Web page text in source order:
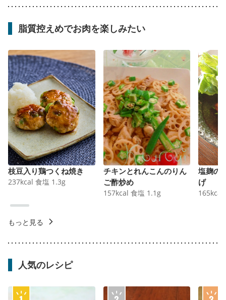
脂質控えめでお肉を楽しみたい
枝豆入り鶏つくね焼き
237kcal 食塩 1.3g
チキンとれんこんのりん
ご酢炒め
157kcal 食塩 1.1 g
塩麹の
げ
165kcal
もっと見る
人気のレシピ